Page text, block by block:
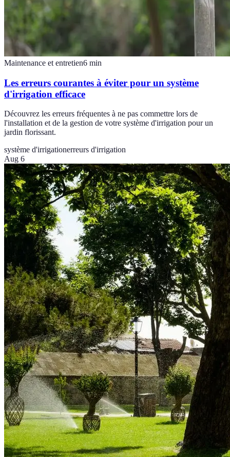
Maintenance et entretien6 min
Les erreurs courantes à éviter pour un système
d'irrigation efficace
Découvrez les erreurs fréquentes à ne pas commettre lors de
l'installation et de la gestion de votre système d'irrigation pour un
jardin florissant.
système d'irrigationerreurs d'irrigation
Aug 6